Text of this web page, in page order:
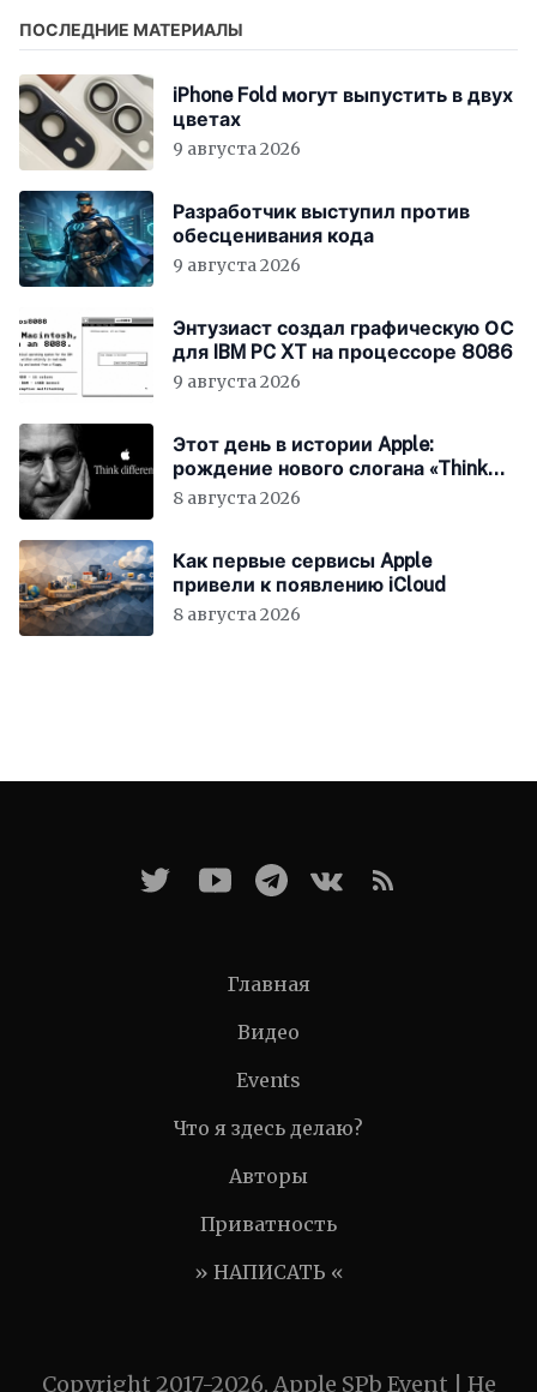
ПОСЛЕДНИЕ МАТЕРИАЛЫ
iPhone Fold могут выпустить в двух
цветах
9 августа 2026
Разработчик выступил против
обесценивания кода
9 августа 2026
Энтузиаст создал графическую ОС
для IBM PC XT на процессоре 8086
9 августа 2026
Этот день в истории Apple:
рождение нового слогана «Think
Different»
8 августа 2026
Как первые сервисы Apple
привели к появлению iCloud
8 августа 2026
Главная
Видео
Events
Что я здесь делаю?
Авторы
Приватность
» НАПИСАТЬ «
Copyright 2017-2026, Apple SPb Event | Не